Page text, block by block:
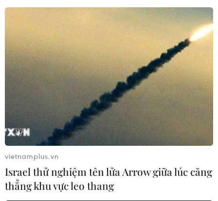
vietnamplus.vn
Israel thử nghiệm tên lửa Arrow giữa lúc căng
thẳng khu vực leo thang